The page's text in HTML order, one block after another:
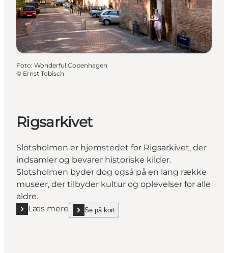
Foto: Wonderful Copenhagen
© Ernst Tobisch
Rigsarkivet
Slotsholmen er hjemstedet for Rigsarkivet, der
indsamler og bevarer historiske kilder.
Slotsholmen byder dog også på en lang række
museer, der tilbyder kultur og oplevelser for alle
aldre.
Læs mere
Læs mere "Rigsarkivet"
Se på kort
show Rigsarkivet on_map